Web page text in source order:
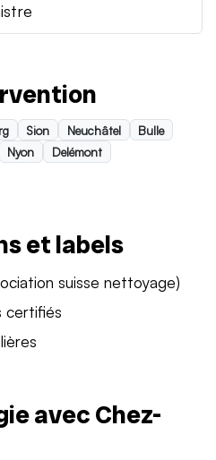
Sion Neuchâtel
Bulle
Nyon
Delémont
et labels
suisse nettoyage)
certifiés
avec Chez-